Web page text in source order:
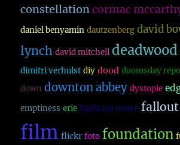
constellationcormac
daniel benyamin dautzenberg david
lynch david mitchell deadwood
dimitri verhulst diy dood doomsday
down downton abbey dystopie
emptiness erie faith no more fallout
film flickr foto foundation